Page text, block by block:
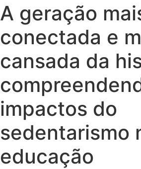
A geração
conectada e
cansada da
impactos do
sedentarismo
educação